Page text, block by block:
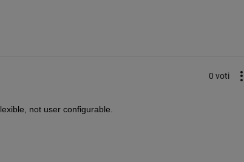
0 voti
not user configurable.